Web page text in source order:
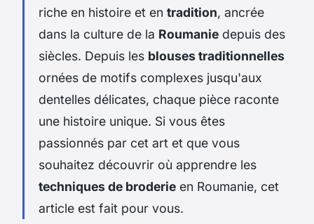
riche en histoire et en tradition, ancrée
dans la culture de la Roumanie depuis des
siècles. Depuis les blouses traditionnelles
ornées de motifs complexes jusqu'aux
dentelles délicates, chaque pièce raconte
une histoire unique. Si vous êtes
passionnés par cet art et que vous
souhaitez découvrir où apprendre les
techniques de broderie en Roumanie, cet
article est fait pour vous.